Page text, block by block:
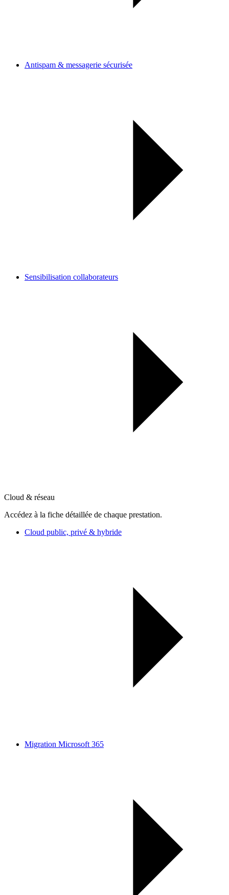
Antispam & messagerie sécurisée
Sensibilisation collaborateurs
Cloud & réseau
Accédez à la fiche détaillée de chaque prestation.
Cloud public, privé & hybride
Migration Microsoft 365